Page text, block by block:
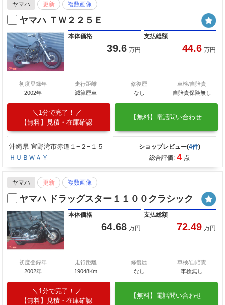
ヤマハ 更新 複数画像
ヤマハ ＴＷ２２５Ｅ
本体価格
39.6 万円
支払総額
44.6 万円
初度登録年
2002年
走行距離
減算歴車
修復歴
なし
車検/自賠責
自賠責保険無し
1分で完了！
【無料】見積・在庫確認
【無料】電話問い合わせ
沖縄県 宜野湾市赤道１−２−１５
ＨＵＢＷＡＹ
ショップレビュー(4件)
総合評価: 4 点
ヤマハ 更新 複数画像
ヤマハ ドラッグスター１１００クラシック
本体価格
64.68 万円
支払総額
72.49 万円
初度登録年
2002年
走行距離
19048Km
修復歴
なし
車検/自賠責
車検無し
1分で完了！
【無料】見積・在庫確認
【無料】電話問い合わせ